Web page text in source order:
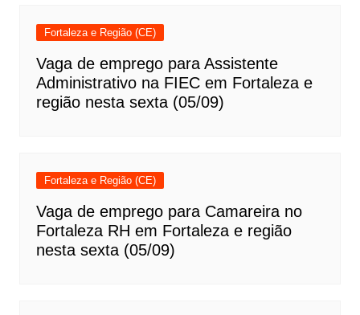
Fortaleza e Região (CE)
Vaga de emprego para Assistente
Administrativo na FIEC em Fortaleza e
região nesta sexta (05/09)
Fortaleza e Região (CE)
Vaga de emprego para Camareira no
Fortaleza RH em Fortaleza e região
nesta sexta (05/09)